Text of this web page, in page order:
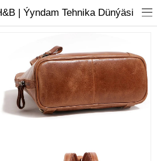
| Ýyndam Tehnika Dünýäsi